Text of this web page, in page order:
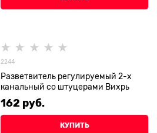
2244
Разветвитель регулируемый 2-х
канальный со штуцерами Вихрь
162 руб.
КУПИТЬ